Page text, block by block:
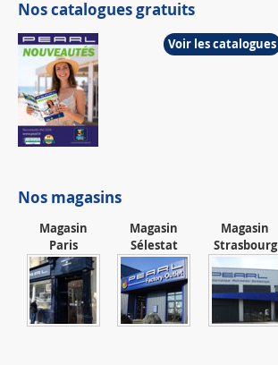
Nos catalogues gratuits
Voir les catalogues
Nos magasins
Magasin
Paris
Magasin
Sélestat
Magasin
Strasbourg